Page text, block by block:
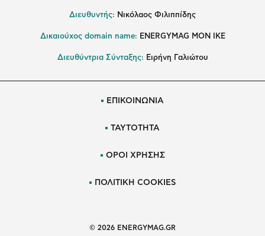
Διευθυντής: Νικόλαος Φιλιππίδης
Δικαιούχος domain name: ENERGYMAG ΜΟΝ ΙΚΕ
Διευθύντρια Σύνταξης: Ειρήνη Γαλιώτου
ΕΠΙΚΟΙΝΩΝΙΑ
ΤΑΥΤΟΤΗΤΑ
ΟΡΟΙ ΧΡΗΣΗΣ
ΠΟΛΙΤΙΚΗ COOKIES
© 2026 ENERGYMAG.GR